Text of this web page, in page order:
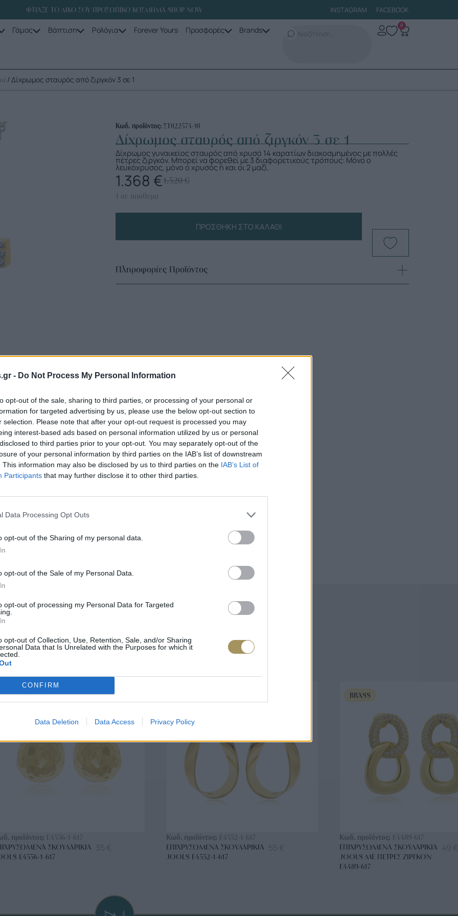
- Do Not Process My Personal Information
opt-out of the sale, sharing to third parties, or processing of your personal or
for targeted advertising by us, please use the below opt-out section to
selection. Please note that after your opt-out request is processed you may
interest-based ads based on personal information utilized by us or personal
to third parties prior to your opt-out. You may separately opt-out of the
of your personal information by third parties on the IAB’s list of downstream
This information may also be disclosed by us to third parties on the IAB’s List of
Participants that may further disclose it to other third parties.
Data Processing Opt Outs
opt-out of the Sharing of my personal data.
opt-out of the Sale of my Personal Data.
opt-out of processing my Personal Data for Targeted
opt-out of Collection, Use, Retention, Sale, and/or Sharing
Data that Is Unrelated with the Purposes for which it
CONFIRM
Data Deletion Data Access Privacy Policy
ΦΤΙΑΞΕ ΤΟ ΔΙΚΟ ΣΟΥ ΠΡΟΣΩΠΙΚΟ ΚΟΣΜΗΜΑ SHOP NOW INSTAGRAM FACEBOOK
Γάμος Βάπτιση Ρολόγια Forever Yours Προσφορές Brands 0
/ Δίχρωμος σταυρός από ζιργκόν 3 σε 1
Κωδ. προϊόντος:ΣΤ022574-10
Δίχρωμος σταυρός από ζιργκόν 3 σε 1
Δίχρωμος γυναικείος σταυρός από χρυσό 14 καρατίων διακοσμημένος με πολλές
πέτρες ζιργκόν. Μπορεί να φορεθεί με 3 διαφορετικούς τρόπους: Μόνο ο
λευκόχρυσος, μόνο ο χρυσός ή και οι 2 μαζί.
1.520€
1.368 €
1 σε απόθεμα
ΠΡΟΣΘΉΚΗ ΣΤΟ ΚΑΛΆΘΙ
Πληροφορίες Προϊόντος
Που Ταιριάζουν
Εδώ θα βρείτε τις κορυφαίες
την εξαιρετική τους ποιότητα.
BRASS
προϊόντος: E4556-1-617
ΣΚΟΥΛΑΡΊΚΙΑ
E4556-1-617
Κωδ. προϊόντος: E4552-1-617
ΕΠΙΧΡΥΣΩΜΈΝΑ ΣΚΟΥΛΑΡΊΚΙΑ
JOOLS E4552-1-617
BRASS
Κωδ. προϊόντος: E4489-617
ΕΠΙΧΡΥΣΩΜΈΝΑ ΣΚΟΥΛΑΡΊΚΙΑ
JOOLS ΜΕ ΠΈΤΡΕΣ ΖΙΡΓΚΌΝ
E4489-617